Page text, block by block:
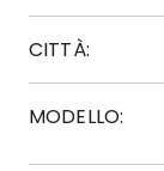
CITTÀ:
MODELLO: